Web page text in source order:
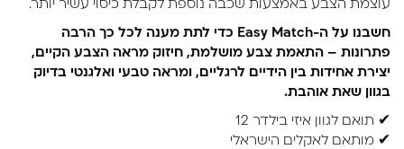
עוצמת הצבע באמצעות שכבה נוספת לקבלת כיסוי עשיר יותר.
חשבנו על ה-Easy Match כדי לתת מענה לכל כך הרבה
פתרונות – התאמת צבע מושלמת, חיזוק מראה הצבע הקיים,
יצירת אחידות בין הידיים לרגליים, ומראה טבעי ואלגנטי בדיוק
בגוון שאת אוהבת.
✔ תואם לגוון איזי בילדר 12
✔ מותאם לאקלים הישראלי